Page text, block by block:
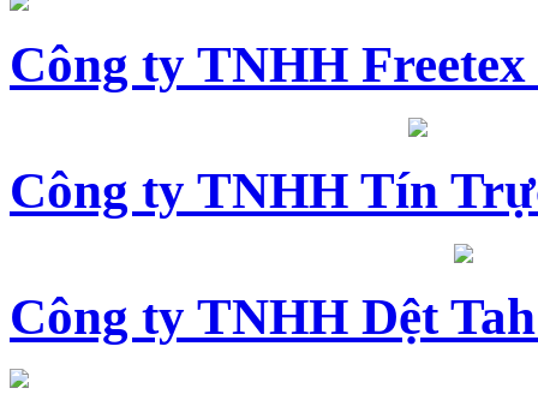
Công ty TNHH
Công ty TNHH Tín
Công ty TNHH Dệt